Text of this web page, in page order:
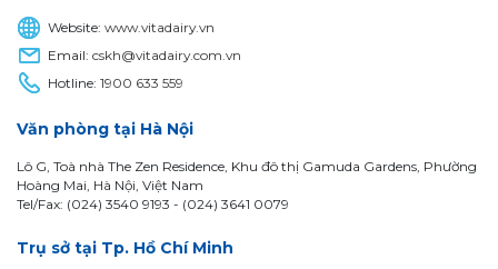
Website:www.vitadairy.vn
Email:cskh@vitadairy.com.vn
Hotline:1900 633 559
Văn phòng tại Hà Nội
Lô G, Toà nhà The Zen Residence, Khu đô thị Gamuda Gardens, Phường
Hoàng Mai, Hà Nội, Việt Nam
Tel/Fax: (024) 3540 9193 - (024) 3641 0079
Trụ sở tại Tp. Hồ Chí Minh